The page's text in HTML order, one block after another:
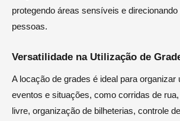
protegendo áreas sensíveis e direcionando
pessoas.
Versatilidade na Utilização de
A locação de grades é ideal para organizar
eventos e situações, como corridas de
livre, organização de bilheterias, controle